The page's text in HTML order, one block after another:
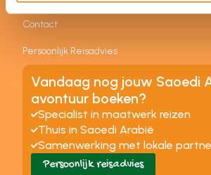
Contact
Persoonlijk Reisadvies
Vandaag nog jouw Saoedi
avontuur boeken?
Specialist in maatwerk reizen
Thuis in Saoedi Arabië
Samenwerking met lokale
Persoonlijk reisadvies